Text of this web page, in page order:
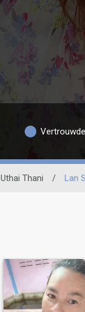
Uthai Thani / Lan